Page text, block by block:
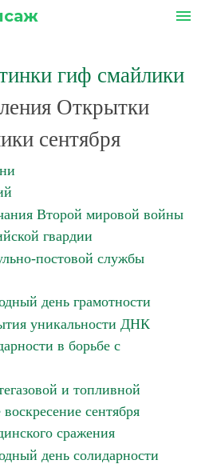
menu
гиф смайлики
Открытки
сентября
Второй мировой войны
гвардии
постовой службы
день грамотности
уникальности ДНК
в борьбе с
и топливной
сентября
сражения
день солидарности